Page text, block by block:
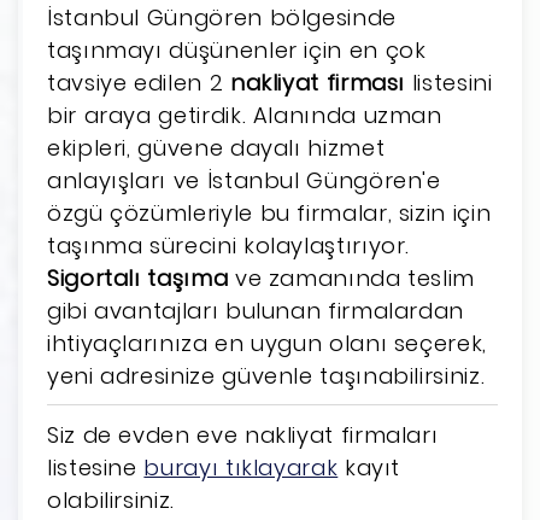
İstanbul Güngören bölgesinde
taşınmayı düşünenler için en çok
tavsiye edilen 2 nakliyat firması listesini
bir araya getirdik. Alanında uzman
ekipleri, güvene dayalı hizmet
anlayışları ve İstanbul Güngören'e
özgü çözümleriyle bu firmalar, sizin için
taşınma sürecini kolaylaştırıyor.
Sigortalı taşıma ve zamanında teslim
gibi avantajları bulunan firmalardan
ihtiyaçlarınıza en uygun olanı seçerek,
yeni adresinize güvenle taşınabilirsiniz.
Siz de evden eve nakliyat firmaları
listesine burayı tıklayarak kayıt
olabilirsiniz.